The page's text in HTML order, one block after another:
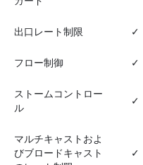
出口レート制限 ✓
フロー制御 ✓
ストームコントロー
ル
✓
マルチキャストおよ
びブロードキャスト
✓